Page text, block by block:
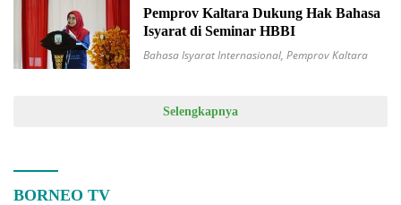
Pemprov Kaltara Dukung Hak Bahasa
Isyarat di Seminar HBBI
Bahasa Isyarat Internasional, Pemprov Kaltara
Selengkapnya
BORNEO TV